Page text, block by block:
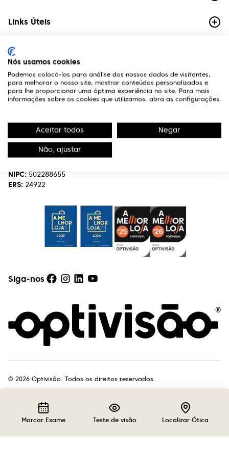
Links Úteis
Contactos
Edifício Premium
R. Miguel Serrano, nº 9 - 3º Miraflores,
1495-173 Algés
Chamada para a rede fixa nacional.
optivisao@optivisao.pt
NIPC: 502288655
ERS: 24922
Siga-nos
© 2026 Optivisão. Todos os direitos reservados
Marcar Exame Teste de visão Localizar Ótica
Nós usamos cookies
Podemos colocá-los para análise dos nossos dados de visitantes,
para melhorar o nosso site, mostrar conteúdos personalizados e
para lhe proporcionar uma óptima experiência no site. Para mais
informações sobre os cookies que utilizamos, abra as configurações.
Aceitar todos Negar
Não, ajustar